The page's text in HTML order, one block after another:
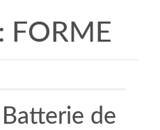
FORME
de